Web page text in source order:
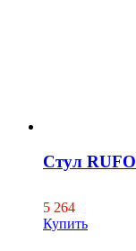
Стул RUFO
5 264
Купить